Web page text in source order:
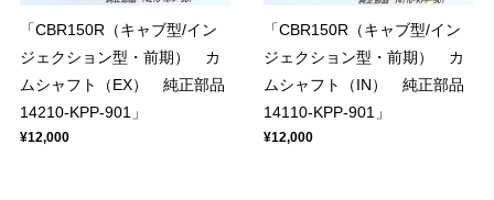
「CBR150R（キャブ型/イン
ジェクション型・前期） カ
ムシャフト（EX） 純正部品
14210-KPP-901」
¥12,000
「CBR150R（キャブ型/イン
ジェクション型・前期） カ
ムシャフト（IN） 純正部品
14110-KPP-901」
¥12,000